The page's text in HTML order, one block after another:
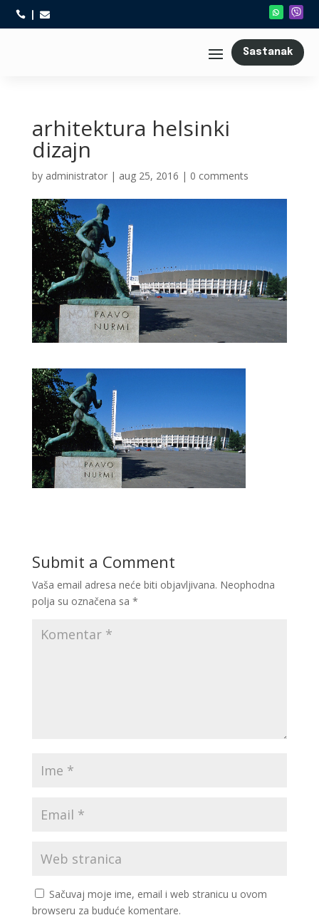
 
Sastanak
arhitektura helsinki
dizajn
by administrator| aug 25, 2016 | 0 comments
Submit a Comment
Vaša email adresa neće biti objavljivana. Neophodna
polja su označena sa *
Sačuvaj moje ime, email i web stranicu u ovom
browseru za buduće komentare.